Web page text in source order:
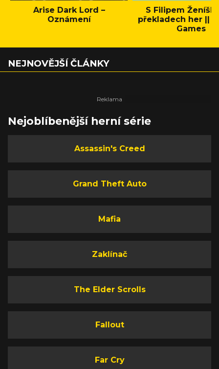
Arise Dark Lord –
Oznámení
S Filipem
překladech her ||
Games
NEJNOVĚJŠÍ ČLÁNKY
Nejoblíbenější herní série
Assassin's Creed
Grand Theft Auto
Mafia
Zaklínač
The Elder Scrolls
Fallout
Far Cry